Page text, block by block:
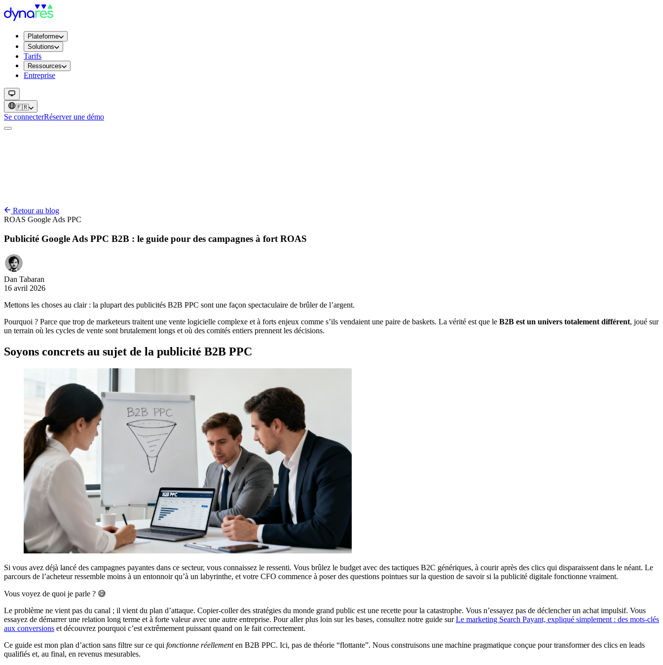
Plateforme
Solutions
Tarifs
Ressources
Entreprise
🇫🇷
Se connecterRéserver une démo
Retour au blog
ROAS Google Ads PPC
Publicité Google Ads PPC B2B : le guide pour des campagnes à fort ROAS
Dan Tabaran
16 avril 2026
Mettons les choses au clair : la plupart des publicités B2B PPC sont une façon spectaculaire de brûler de l’argent.
Pourquoi ? Parce que trop de marketeurs traitent une vente logicielle complexe et à forts enjeux comme s’ils vendaient une paire de baskets. La vérité est que le B2B est un univers totalement différent, joué sur
un terrain où les cycles de vente sont brutalement longs et où des comités entiers prennent les décisions.
Soyons concrets au sujet de la publicité B2B PPC
Si vous avez déjà lancé des campagnes payantes dans ce secteur, vous connaissez le ressenti. Vous brûlez le budget avec des tactiques B2C génériques, à courir après des clics qui disparaissent dans le néant. Le
parcours de l’acheteur ressemble moins à un entonnoir qu’à un labyrinthe, et votre CFO commence à poser des questions pointues sur la question de savoir si la publicité digitale fonctionne vraiment.
Vous voyez de quoi je parle ? 😅
Le problème ne vient pas du canal ; il vient du plan d’attaque. Copier-coller des stratégies du monde grand public est une recette pour la catastrophe. Vous n’essayez pas de déclencher un achat impulsif. Vous
essayez de démarrer une relation long terme et à forte valeur avec une autre entreprise. Pour aller plus loin sur les bases, consultez notre guide surLe marketing Search Payant, expliqué simplement : des mots-clés
aux conversions et découvrez pourquoi c’est extrêmement puissant quand on le fait correctement.
Ce guide est mon plan d’action sans filtre sur ce qui fonctionne réellementen B2B PPC. Ici, pas de théorie “flottante”. Nous construisons une machine pragmatique conçue pour transformer des clics en leads
qualifiés et, au final, en revenus mesurables.